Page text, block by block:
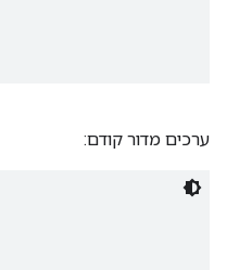
ערכים מדור קודם: